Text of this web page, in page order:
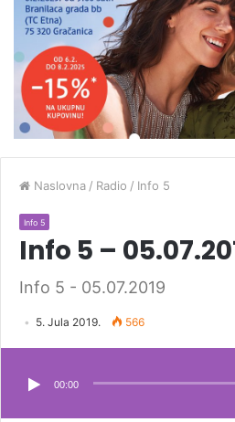
Naslovna / Radio / Info 5
Info 5
Info 5 –
Info 5 - 05.07.2019
5. Jula 2019. 566
00:00